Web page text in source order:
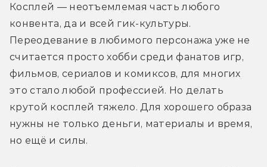
Косплей — неотъемлемая часть любого
конвента, да и всей гик-культуры.
Переодевание в любимого персонажа уже не
считается просто хобби среди фанатов игр,
фильмов, сериалов и комиксов, для многих
это стало любой профессией. Но делать
крутой косплей тяжело. Для хорошего образа
нужны не только деньги, материалы и время,
но ещё и силы.